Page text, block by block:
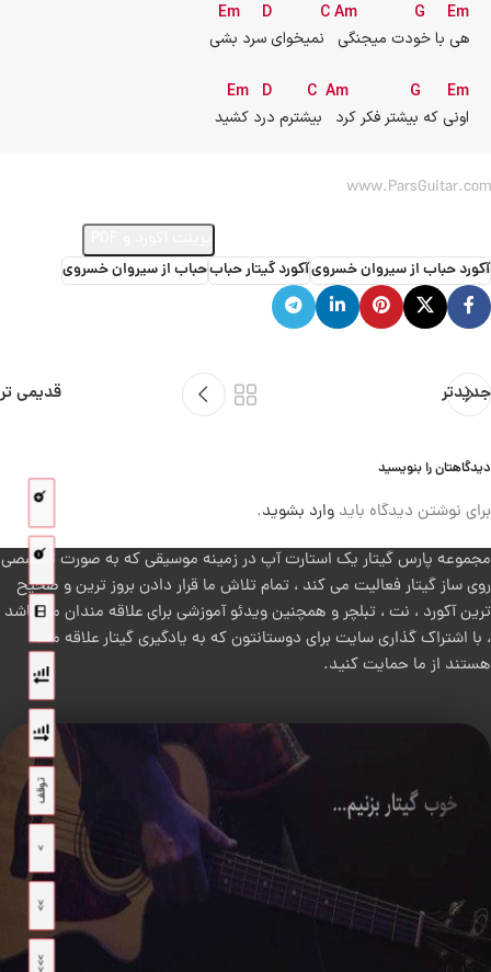
Em D CAm G
Em
هی با خودت میجنگی   نمیخوای سرد بشی
Em D C Am G
Em
اونی که بیشتر فکر کرد   بیشترم درد کشید
www.ParsGuitar.com
آکورد حباب از سیروان خسرویآکورد گیتار حبابحباب از سیروان خسروی
جدیدتر قدیمی تر
دیدگاهتان را بنویسید
برای نوشتن دیدگاه باید وارد بشوید.
توقف
>
>>
>>>
مجموعه پارس گیتار یک استارت آپ در زمینه موسیقی که به صورت تخصصی
روی ساز گیتار فعالیت می کند ، تمام تلاش ما قرار دادن بروز ترین و صحیح
ترین آکورد ، نت ، تبلچر و همچنین ویدئو آموزشی برای علاقه مندان می باشد
، با اشتراک گذاری سایت برای دوستانتون که به یادگیری گیتار علاقه مند
هستند از ما حمایت کنید.